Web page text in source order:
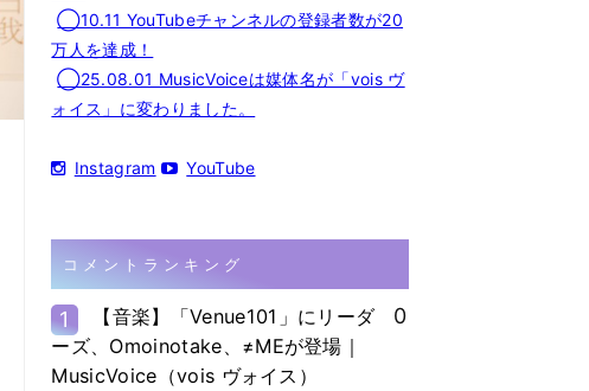
◯10.11 YouTubeチャンネルの登録者数が20
万人を達成！
◯25.08.01 MusicVoiceは媒体名が「vois ヴ
ォイス」に変わりました。
Instagram YouTube
コメントランキング
1
【音楽】「Venue101」にリーダ
ーズ、Omoinotake、≠MEが登場｜
MusicVoice（vois ヴォイス）
0